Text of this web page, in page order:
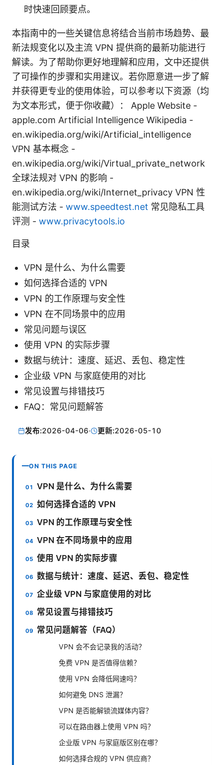
时快速回顾要点。
本指南中的一些关键信息将结合当前市场趋势、最
新法规变化以及主流 VPN 提供商的最新功能进行
解读。为了帮助你更好地理解和应用，文中还提供
了可操作的步骤和实用建议。若你愿意进一步了解
并获得更专业的使用体验，可以参考以下资源（均
为文本形式，便于你收藏）： Apple Website -
apple.com Artificial Intelligence Wikipedia -
en.wikipedia.org/wiki/Artificial_intelligence
VPN 基本概念 -
en.wikipedia.org/wiki/Virtual_private_network
全球法规对 VPN 的影响 -
en.wikipedia.org/wiki/Internet_privacy VPN 性
能测试方法 - www.speedtest.net 常见隐私工具
评测 - www.privacytools.io
目录
VPN 是什么、为什么需要
如何选择合适的 VPN
VPN 的工作原理与安全性
VPN 在不同场景中的应用
常见问题与误区
使用 VPN 的实际步骤
数据与统计：速度、延迟、丢包、稳定性
企业级 VPN 与家庭使用的对比
常见设置与排错技巧
FAQ：常见问题解答
发布:2026-04-06· 更新:2026-05-10
ON THIS PAGE
VPN 是什么、为什么需要
如何选择合适的 VPN
VPN 的工作原理与安全性
VPN 在不同场景中的应用
使用 VPN 的实际步骤
数据与统计：速度、延迟、丢包、稳定性
企业级 VPN 与家庭使用的对比
常见设置与排错技巧
常见问题解答（FAQ）
VPN 会不会记录我的活动？
免费 VPN 是否值得信赖？
使用 VPN 会降低网速吗？
如何避免 DNS 泄漏？
VPN 是否能解锁流媒体内容？
可以在路由器上使用 VPN 吗？
企业版 VPN 与家庭版区别在哪？
如何选择合规的 VPN 供应商？